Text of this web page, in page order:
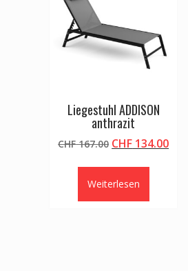
Liegestuhl ADDISON
anthrazit
CHF167.00 Ursprünglicher
CHF 167.00
CHF 134.00
Weiterlesen